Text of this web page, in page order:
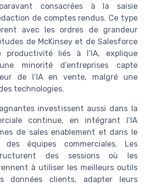
consacrées à la saisie
de comptes rendus. Ce type
avec les ordres de grandeur
de McKinsey et de Salesforce
liés à l’IA, explique
minorité d’entreprises capte
de l’IA en vente, malgré une
technologies.
investissent aussi dans la
continue, en intégrant l’IA
de sales enablement et dans le
équipes commerciales. Les
des sessions où les
à utiliser les meilleurs outils
données clients, adapter leurs